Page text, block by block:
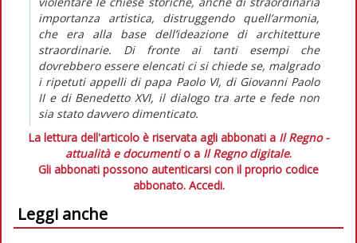
importanza artistica, distruggendo quell’armonia,
che era alla base dell’ideazione di architetture
straordinarie. Di fronte ai tanti esempi che
dovrebbero essere elencati ci si chiede se, malgrado
i ripetuti appelli di papa Paolo VI, di Giovanni Paolo
II e di Benedetto XVI, il dialogo tra arte e fede non
sia stato davvero dimenticato.
La lettura dell'articolo è riservata agli abbonati a Il Regno -
attualità e documentio a Il Regno digitale.
Gli abbonati possono autenticarsi con il proprio codice
abbonato. Accedi.
Leggi anche